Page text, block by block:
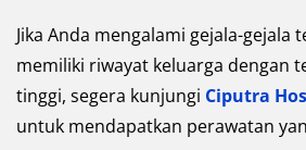
Jika Anda mengalami gejala-gejala
memiliki riwayat keluarga dengan
tinggi, segera kunjungi Ciputra
untuk mendapatkan perawatan